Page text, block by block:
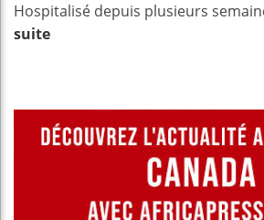
Hospitalisé depuis plusieurs
suite